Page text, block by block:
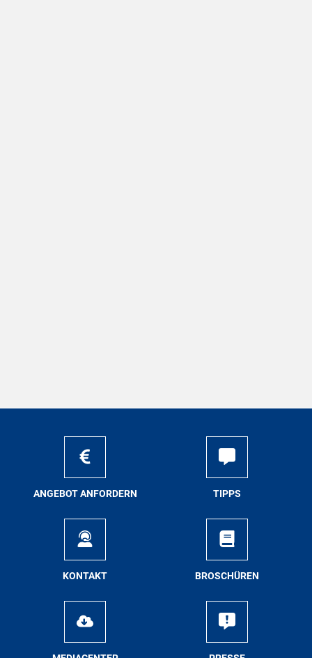
AN­GE­BOT AN­FOR­DERN TIPPS
KON­TAKT BRO­SCHÜ­REN